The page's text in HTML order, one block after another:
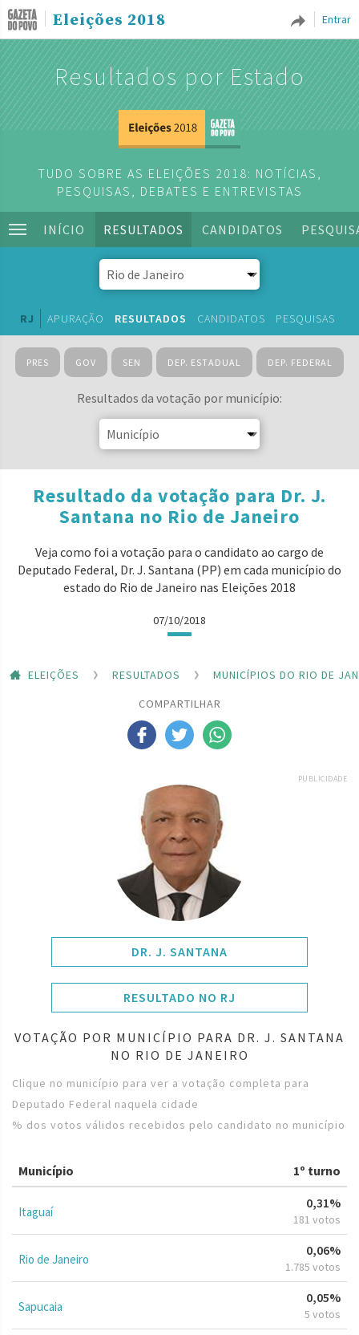
Entrar
Eleições 2018
Resultados por Estado
TUDO SOBRE AS ELEIÇÕES 2018: NOTÍCIAS,
PESQUISAS, DEBATES E ENTREVISTAS
INÍCIO RESULTADOS CANDIDATOS
RJ APURAÇÃO RESULTADOS CANDIDATOS PESQUISAS
PRES GOV SEN DEP. ESTADUAL DEP. FEDERAL
Resultados da votação por município:
Resultado da votação para Dr. J.
Santana no Rio de Janeiro
Veja como foi a votação para o candidato ao cargo de
Deputado Federal, Dr. J. Santana (PP) em cada município do
estado do Rio de Janeiro nas Eleições 2018
07/10/2018
ELEIÇÕES RESULTADOS
MUNICÍPIOS DO RIO DE
COMPARTILHAR
PUBLICIDADE
DR. J. SANTANA
RESULTADO NO RJ
VOTAÇÃO POR MUNICÍPIO PARA DR. J. SANTANA
NO RIO DE JANEIRO
Clique no município para ver a votação completa para
Deputado Federal naquela cidade
% dos votos válidos recebidos pelo candidato no município
Município 1º turno
Itaguaí
0,31%
181 votos
Rio de Janeiro
0,06%
1.785 votos
Sapucaia
0,05%
5 votos